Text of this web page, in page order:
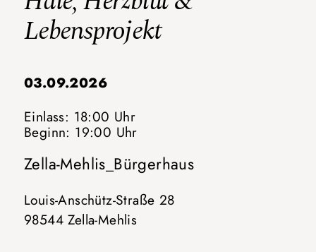
Lebensprojekt
03.09.2026
Einlass: 18:00 Uhr
Beginn: 19:00 Uhr
Zella-Mehlis_Bürgerhaus
Louis-Anschütz-Straße 28
98544 Zella-Mehlis